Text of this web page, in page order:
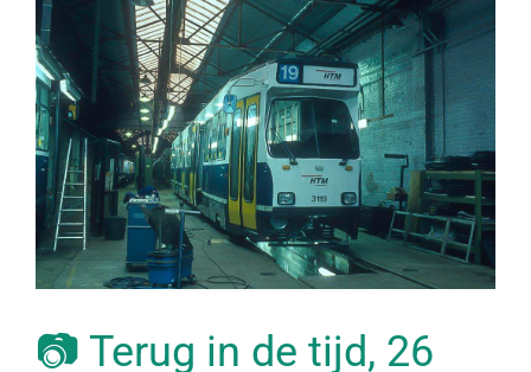
afbeelding
📷 Terug in de tijd, 26